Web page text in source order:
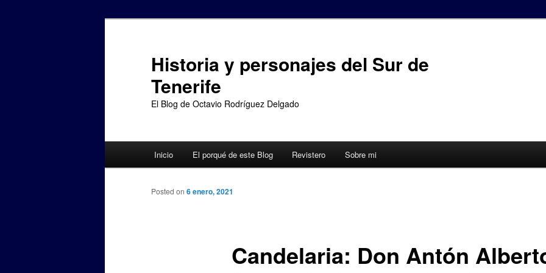
Historia y personajes del Sur de
Tenerife
El Blog de Octavio Rodríguez Delgado
Inicio El porqué de este Blog Revistero Sobre mi
Candelaria: Don Antón
Posted on 6 enero, 2021